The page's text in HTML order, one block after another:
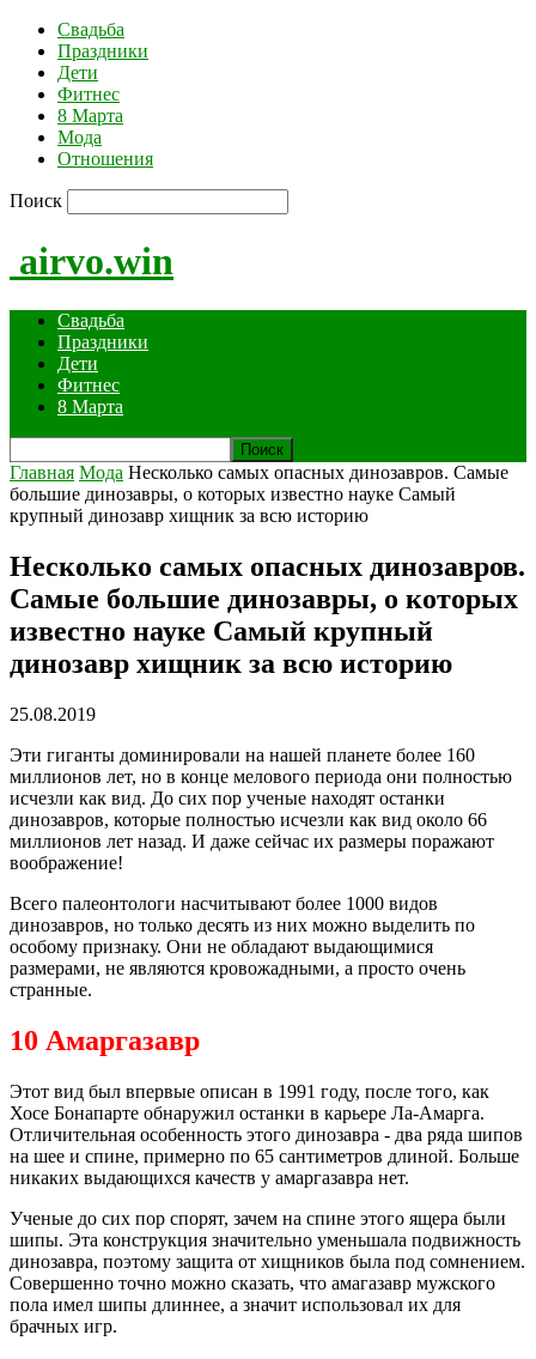
Свадьба
Праздники
Дети
Фитнес
8 Марта
Мода
Отношения
Поиск
airvo.win
Свадьба
Праздники
Дети
Фитнес
8 Марта
Главная Мода Несколько самых опасных динозавров. Самые
большие динозавры, о которых известно науке Самый
крупный динозавр хищник за всю историю
Несколько самых опасных динозавров.
Самые большие динозавры, о которых
известно науке Самый крупный
динозавр хищник за всю историю
25.08.2019
Эти гиганты доминировали на нашей планете более 160
миллионов лет, но в конце мелового периода они полностью
исчезли как вид. До сих пор ученые находят останки
динозавров, которые полностью исчезли как вид около 66
миллионов лет назад. И даже сейчас их размеры поражают
воображение!
Всего палеонтологи насчитывают более 1000 видов
динозавров, но только десять из них можно выделить по
особому признаку. Они не обладают выдающимися
размерами, не являются кровожадными, а просто очень
странные.
10 Амаргазавр
Этот вид был впервые описан в 1991 году, после того, как
Хосе Бонапарте обнаружил останки в карьере Ла-Амарга.
Отличительная особенность этого динозавра - два ряда шипов
на шее и спине, примерно по 65 сантиметров длиной. Больше
никаких выдающихся качеств у амаргазавра нет.
Ученые до сих пор спорят, зачем на спине этого ящера были
шипы. Эта конструкция значительно уменьшала подвижность
динозавра, поэтому защита от хищников была под сомнением.
Совершенно точно можно сказать, что амагазавр мужского
пола имел шипы длиннее, а значит использовал их для
брачных игр.